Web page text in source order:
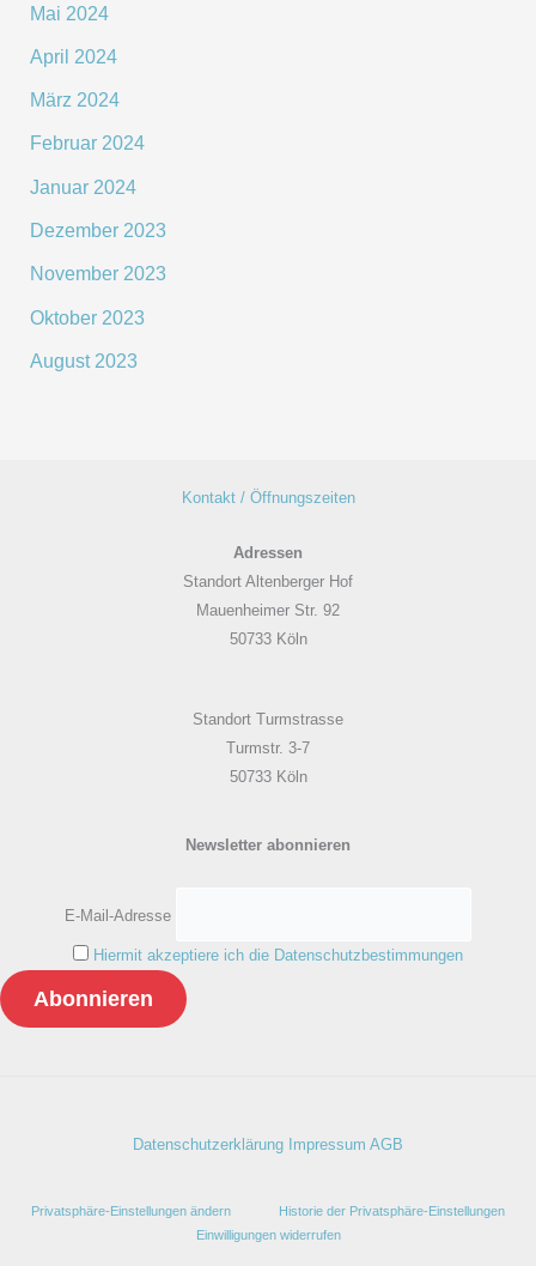
Mai 2024
April 2024
März 2024
Februar 2024
Januar 2024
Dezember 2023
November 2023
Oktober 2023
August 2023
Kontakt / Öffnungszeiten
Adressen
Standort Altenberger Hof
Mauenheimer Str. 92
50733 Köln
Standort Turmstrasse
Turmstr. 3-7
50733 Köln
Newsletter abonnieren
E-Mail-Adresse
Hiermit akzeptiere ich die Datenschutzbestimmungen
Datenschutzerklärung Impressum AGB
Privatsphäre-Einstellungen ändern
Historie der Privatsphäre-Einstellungen
Einwilligungen widerrufen